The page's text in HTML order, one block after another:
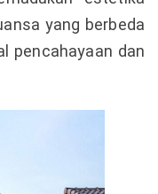
yang berbeda
pencahayaan dan